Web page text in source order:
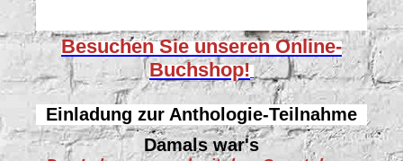
Besuchen Sie unserenOnline-
Buchshop!
Einladung zur Anthologie-Teilnahme
Damals war's